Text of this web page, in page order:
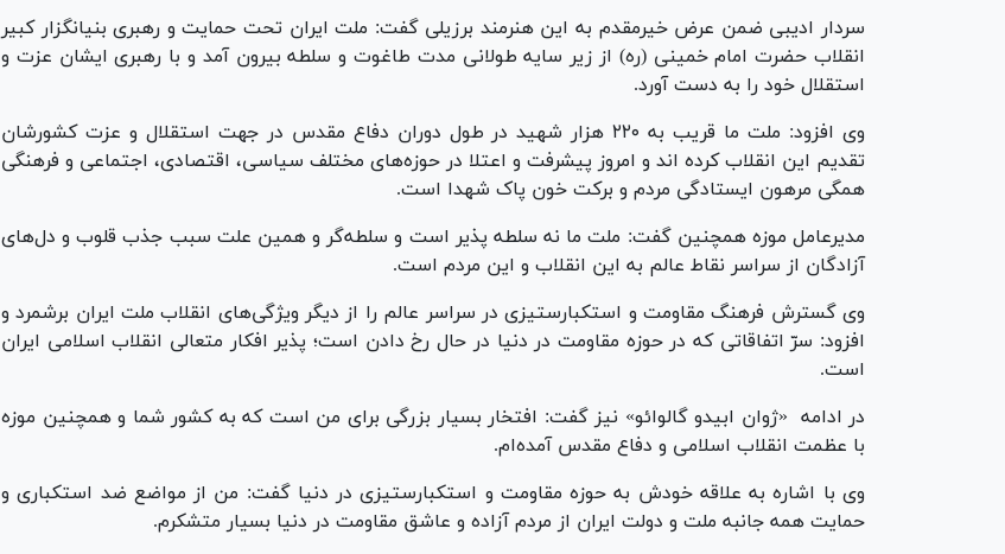
سردار ادیبی ضمن عرض خیرمقدم به این هنرمند برزیلی گفت: ملت ایران تحت حمایت و رهبری بنیانگزار کبیر
انقلاب حضرت امام خمینی (ره) از زیر سایه طولانی مدت طاغوت و سلطه بیرون آمد و با رهبری ایشان عزت و
استقلال خود را به دست آورد.
وی افزود: ملت ما قریب به ۲۲۰ هزار شهید در طول دوران دفاع مقدس در جهت استقلال و عزت کشورشان
تقدیم این انقلاب کرده اند و امروز پیشرفت و اعتلا در حوزه‌های مختلف سیاسی، اقتصادی، اجتماعی و فرهنگی
همگی مرهون ایستادگی مردم و برکت خون پاک شهدا است.
مدیرعامل موزه همچنین گفت: ملت ما نه سلطه پذیر است و سلطه‌گر و همین علت سبب جذب قلوب و دل‌های
آزادگان از سراسر نقاط عالم به این انقلاب و این مردم است.
وی گسترش فرهنگ مقاومت و استکبارستیزی در سراسر عالم را از دیگر ویژگی‌های انقلاب ملت ایران برشمرد و
افزود: سرّ اتفاقاتی که در حوزه مقاومت در دنیا در حال رخ دادن است؛ پذیر افکار متعالی انقلاب اسلامی ایران
است.
در ادامه ‏ «ژوان ابیدو گالوائو» نیز گفت: افتخار بسیار بزرگی برای من است که به کشور شما و همچنین موزه
با عظمت انقلاب اسلامی و دفاع مقدس آمده‌ام.
وی با اشاره به علاقه خودش به حوزه مقاومت و استکبارستیزی در دنیا گفت: من از مواضع ضد استکباری و
حمایت همه جانبه ملت و دولت ایران از مردم آزاده و عاشق مقاومت در دنیا بسیار متشکرم.